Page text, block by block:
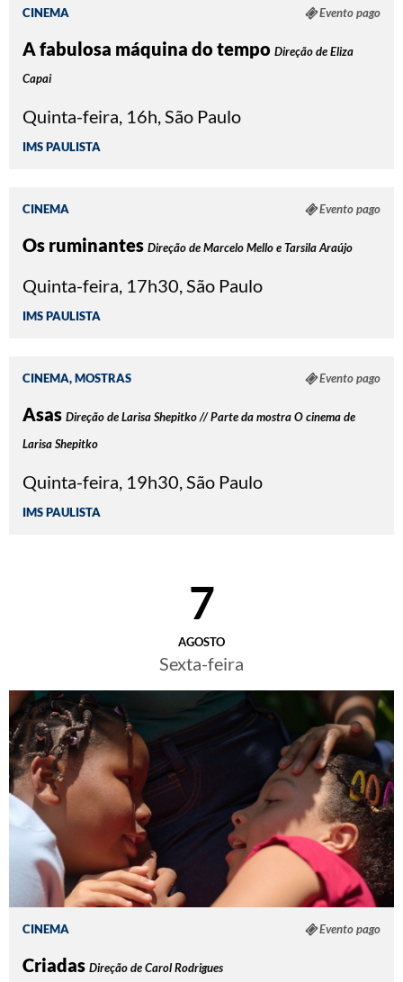
CINEMA Evento pago
A fabulosa máquina do tempo Direção de Eliza
Capai
Quinta-feira, 16h, São Paulo
IMS PAULISTA
CINEMA Evento pago
Os ruminantes Direção de Marcelo Mello e Tarsila Araújo
Quinta-feira, 17h30, São Paulo
IMS PAULISTA
CINEMA, MOSTRAS Evento pago
Asas Direção de Larisa Shepitko // Parte da mostra O cinema de
Larisa Shepitko
Quinta-feira, 19h30, São Paulo
IMS PAULISTA
7
AGOSTO
Sexta-feira
CINEMA Evento pago
Criadas Direção de Carol Rodrigues